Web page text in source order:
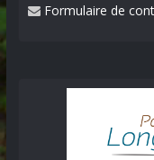
Formulaire de